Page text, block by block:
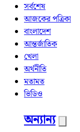
সর্বশেষ
আজকের পত্রিকা
বাংলাদেশ
আন্তর্জাতিক
খেলা
অর্থনীতি
মতামত
ভিডিও
অন্যান্য